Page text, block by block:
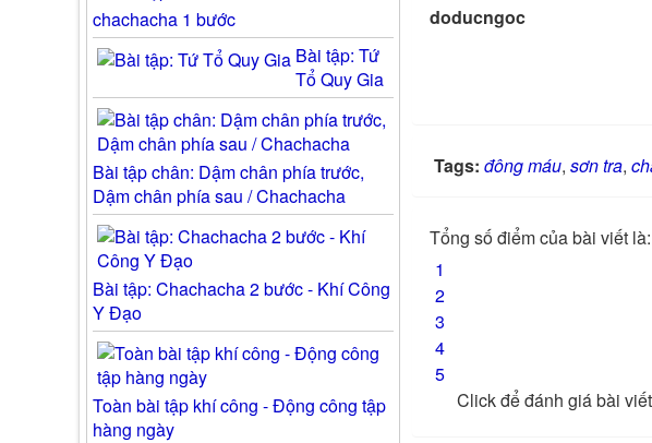
doducngoc
Tags: đông máu, sơn tra,
Tổng số điểm của bài viết
1
2
3
4
5
Click để đánh giá bài viết
chachacha 1 bước
Bài tập: Tứ
Tổ Quy Gia
Bài tập chân: Dậm chân phía trước,
Dậm chân phía sau / Chachacha
Bài tập: Chachacha 2 bước - Khí Công
Y Đạo
Toàn bài tập khí công - Động công tập
hàng ngày